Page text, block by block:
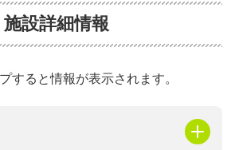
施設詳細情報
すると情報が表示されます。